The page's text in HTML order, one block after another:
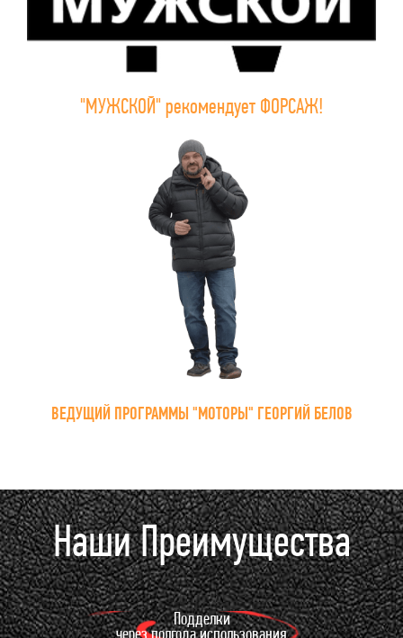
"МУЖСКОЙ" рекомендует ФОРСАЖ!
ВЕДУЩИЙ ПРОГРАММЫ "МОТОРЫ" ГЕОРГИЙ БЕЛОВ
Наши Преимущества
Подделки
через полгода использования